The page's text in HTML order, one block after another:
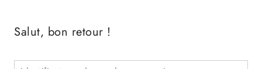
Salut, bon retour !